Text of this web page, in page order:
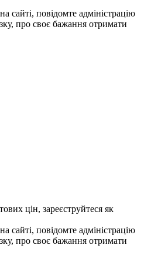
сайті, повідомте адміністрацію
про своє бажання отримати
цін, зареєструйтеся як
сайті, повідомте адміністрацію
про своє бажання отримати